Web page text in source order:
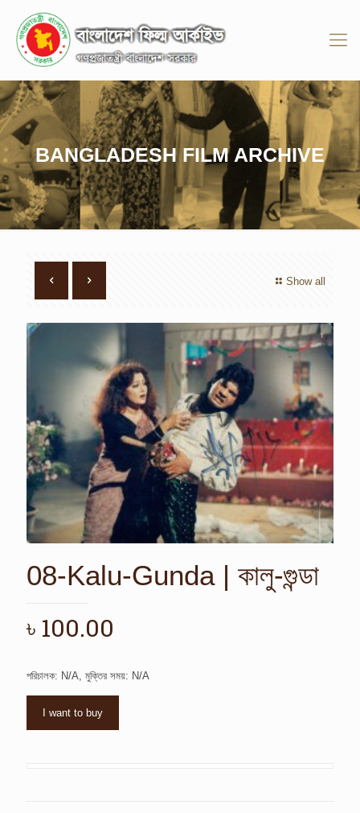
BANGLADESH FILM ARCHIVE
Show all
08-Kalu-Gunda | কালু-গুন্ডা
৳ 100.00
পরিচালক: N/A, মুক্তির সময়: N/A
I want to buy